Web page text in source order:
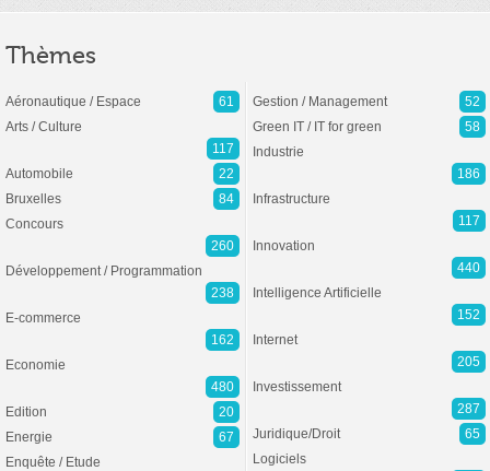
Thèmes
Aéronautique / Espace
61
Arts / Culture
117
Automobile
22
Bruxelles
84
Concours
260
Développement / Programmation
238
E-commerce
162
Economie
480
Edition
20
Energie
67
Enquête / Etude
Gestion / Management
52
Green IT / IT for green
58
Industrie
186
Infrastructure
117
Innovation
440
Intelligence Artificielle
152
Internet
205
Investissement
287
Juridique/Droit
65
Logiciels